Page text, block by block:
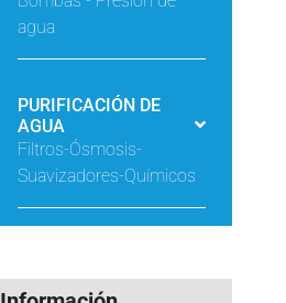
agua
PURIFICACIÓN DE
AGUA
Filtros-Ósmosis-
Suavizadores-Químicos